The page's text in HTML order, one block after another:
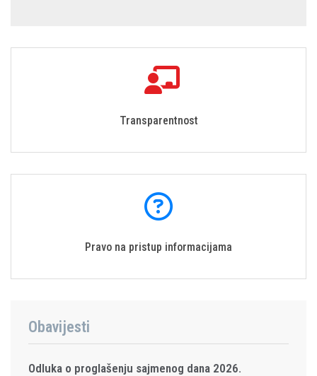
Transparentnost
Pravo na pristup informacijama
Obavijesti
Odluka o proglašenju sajmenog dana 2026.